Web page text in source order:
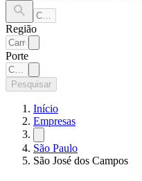
Região
Porte
Pesquisar
Início
Empresas
São Paulo
São José dos Campos